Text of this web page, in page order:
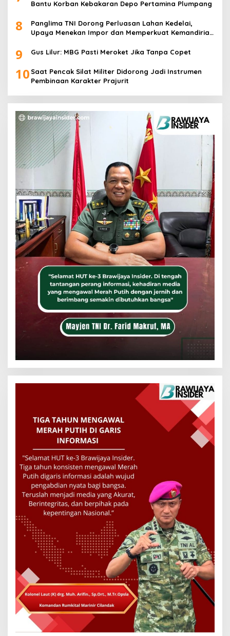
Bantu Korban Kebakaran Depo Pertamina Plumpang
8
Panglima TNI Dorong Perluasan Lahan Kedelai,
Upaya Menekan Impor dan Memperkuat Kemandirian
9 Gus Lilur: MBG Pasti Meroket Jika Tanpa Copet
10 Saat Pencak Silat Militer Didorong Jadi Instrumen
Pembinaan Karakter Prajurit